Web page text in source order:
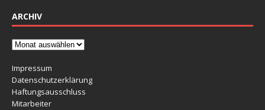
ARCHIV
Impressum
Datenschutzerklärung
Haftungsausschluss
Mitarbeiter